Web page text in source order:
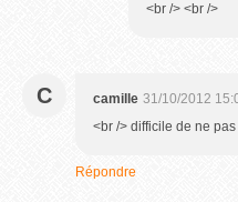
<br /> <br />
C camille 31/10/2012
<br /> difficile de ne
Répondre